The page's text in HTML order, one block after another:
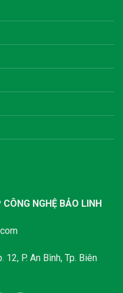
NGHỆ BẢO LINH
12, P. An Bình, Tp. Biên